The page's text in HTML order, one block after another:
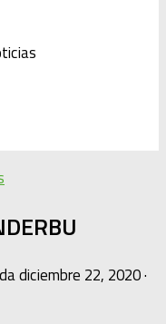
diciembre 22, 2020·